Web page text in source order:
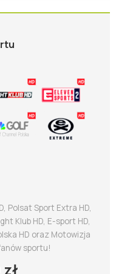
Polsat Sport Extra HD,
Klub HD, E-sport HD,
HD oraz Motowizja
sportu!